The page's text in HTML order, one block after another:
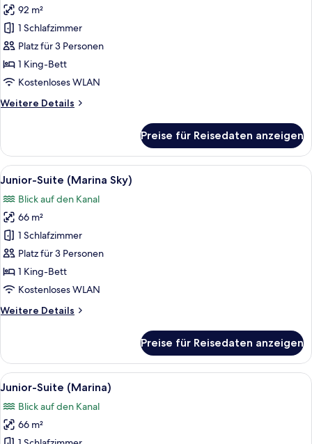
Junior-
Suite
anzeigen
92 m²
1 Schlafzimmer
Platz für 3 Personen
1 King-Bett
Kostenloses WLAN
Weitere Details
Weitere
Suite
Preise für Reisedaten anzeigen
Alle
Fotos
für
Junior-
Suite
(Marina
Sky)
anzeigen
Ein Hotelzimmer mit einem großen
11
Junior-Suite (Marina Sky)
Blick auf den Kanal
66 m²
1 Schlafzimmer
Platz für 3 Personen
1 King-Bett
Kostenloses WLAN
Weitere Details
Weitere
Suite
(Marina
Sky)
Preise für Reisedaten anzeigen
Alle
Fotos
für
Junior-
Ein Hotelzimmer mit einem großen
10
Junior-Suite (Marina)
Blick auf den Kanal
66 m²